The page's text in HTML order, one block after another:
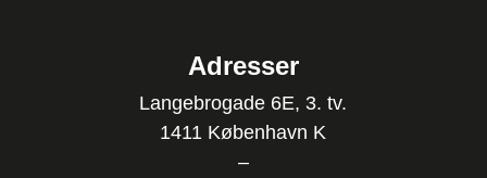
Adresser
Langebrogade 6E, 3. tv.
1411 København K
–